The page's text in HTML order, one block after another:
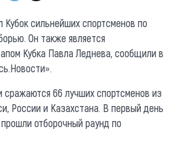
сильнейших спортсменов по
Он также является
Кубка Павла Леднева, сообщили в
66 лучших спортсменов из
России и Казахстана. В первый день
отборочный раунд по